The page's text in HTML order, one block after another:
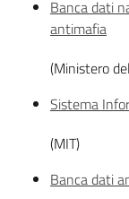
Banca dati
antimafia
(Ministero
Sistema
(MIT)
Banca dati